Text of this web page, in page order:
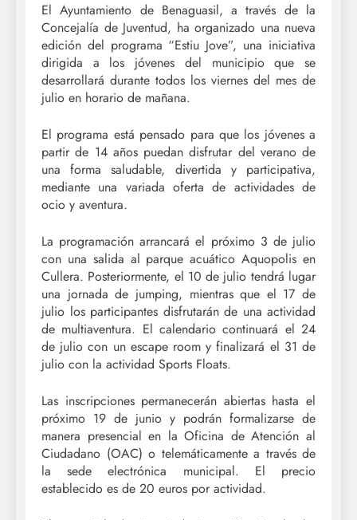
El Ayuntamiento de Benaguasil, a través de la
Concejalía de Juventud, ha organizado una nueva
edición del programa “Estiu Jove”, una iniciativa
dirigida a los jóvenes del municipio que se
desarrollará durante todos los viernes del mes de
julio en horario de mañana.
El programa está pensado para que los jóvenes a
partir de 14 años puedan disfrutar del verano de
una forma saludable, divertida y participativa,
mediante una variada oferta de actividades de
ocio y aventura.
La programación arrancará el próximo 3 de julio
con una salida al parque acuático Aquopolis en
Cullera. Posteriormente, el 10 de julio tendrá lugar
una jornada de jumping, mientras que el 17 de
julio los participantes disfrutarán de una actividad
de multiaventura. El calendario continuará el 24
de julio con un escape room y finalizará el 31 de
julio con la actividad Sports Floats.
Las inscripciones permanecerán abiertas hasta el
próximo 19 de junio y podrán formalizarse de
manera presencial en la Oficina de Atención al
Ciudadano (OAC) o telemáticamente a través de
la sede electrónica municipal. El precio
establecido es de 20 euros por actividad.